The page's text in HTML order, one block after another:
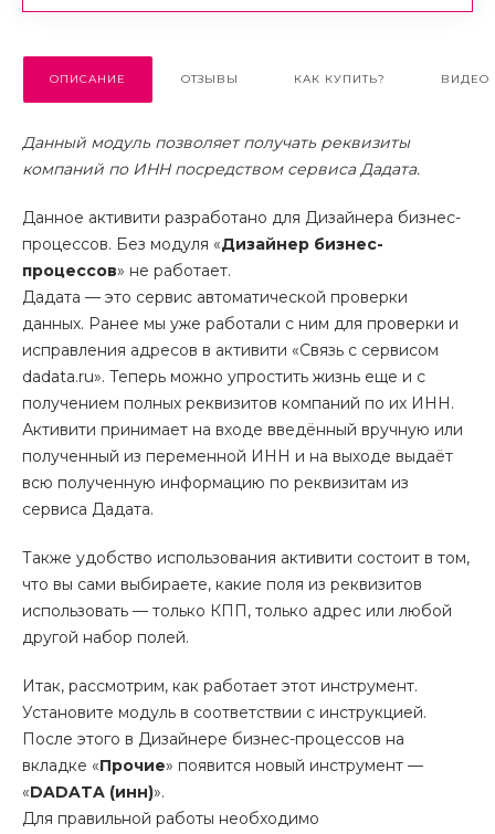
ОПИСАНИЕ ОТЗЫВЫ КАК КУПИТЬ? ВИДЕО
Данный модуль позволяет получать реквизиты
компаний по ИНН посредством сервиса Дадата.
Данное активити разработано для Дизайнера бизнес-
процессов. Без модуля «Дизайнер бизнес-
процессов» не работает.
Дадата — это сервис автоматической проверки
данных. Ранее мы уже работали с ним для проверки и
исправления адресов в активити «Связь с сервисом
dadata.ru». Теперь можно упростить жизнь еще и с
получением полных реквизитов компаний по их ИНН.
Активити принимает на входе введённый вручную или
полученный из переменной ИНН и на выходе выдаёт
всю полученную информацию по реквизитам из
сервиса Дадата.
Также удобство использования активити состоит в том,
что вы сами выбираете, какие поля из реквизитов
использовать — только КПП, только адрес или любой
другой набор полей.
Итак, рассмотрим, как работает этот инструмент.
Установите модуль в соответствии с инструкцией.
После этого в Дизайнере бизнес-процессов на
вкладке «Прочие» появится новый инструмент —
«DADATA (инн)».
Для правильной работы необходимо